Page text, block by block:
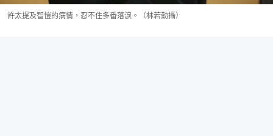
許太提及智愷的病情，忍不住多番落淚。（林若勤攝）